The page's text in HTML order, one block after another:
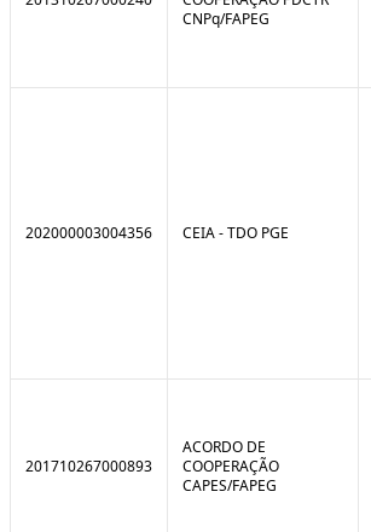
CNPq/FAPEG
202000003004356 CEIA - TDO PGE
201710267000893
ACORDO DE
COOPERAÇÃO
CAPES/FAPEG